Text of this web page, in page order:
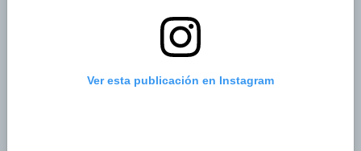
Ver esta publicación en Instagram